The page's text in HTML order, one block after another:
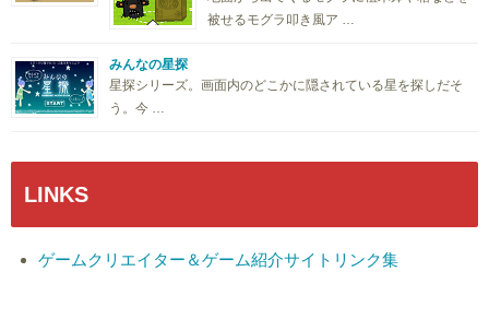
被せるモグラ叩き風ア …
みんなの星探
星探シリーズ。画面内のどこかに隠されている星を探しだそ
う。今 …
LINKS
ゲームクリエイター＆ゲーム紹介サイトリンク集